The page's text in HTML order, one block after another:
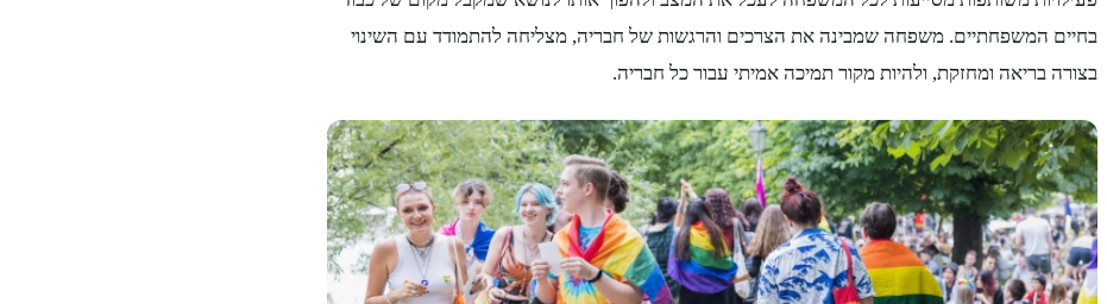
בחיים המשפחתיים. משפחה שמבינה את הצרכים והרגשות של חבריה, מצליחה להתמודד עם השינוי
בצורה בריאה ומחזקת, ולהיות מקור תמיכה אמיתי עבור כל חבריה.